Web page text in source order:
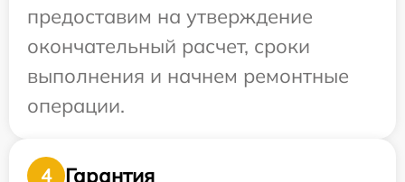
предоставим на утверждение
окончательный расчет, сроки
выполнения и начнем ремонтные
операции.
4
Гарантия